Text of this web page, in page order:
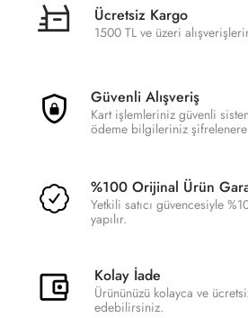
Ücretsiz Kargo
1500 TL ve üzeri
Güvenli Alışveriş
Kart işlemleriniz güvenli
ödeme bilgileriniz
%100 Orijinal Ürün
Yetkili satıcı güvencesiyle
yapılır.
Kolay İade
Ürününüzü kolayca ve
edebilirsiniz.